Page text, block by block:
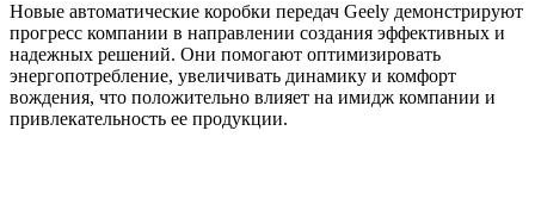
Новые автоматические коробки передач Geely демонстрируют
прогресс компании в направлении создания эффективных и
надежных решений. Они помогают оптимизировать
энергопотребление, увеличивать динамику и комфорт
вождения, что положительно влияет на имидж компании и
привлекательность ее продукции.